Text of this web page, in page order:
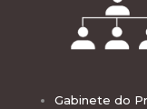
Gabinete do